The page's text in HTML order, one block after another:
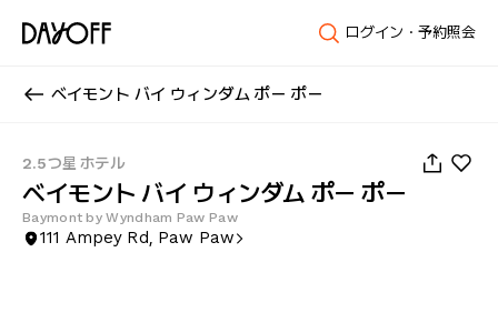
ログイン・予約照会
ベイモント バイ ウィンダム ポー ポー
2.5つ星 ホテル
ベイモント バイ ウィンダム ポー ポー
Baymont by Wyndham Paw Paw
111 Ampey Rd, Paw Paw